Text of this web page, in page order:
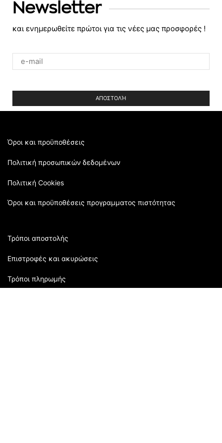
Newsletter
και ενημερωθείτε πρώτοι για τις νέες μας προσφορές !
field
Όροι και προϋποθέσεις
Πολιτική προσωπικών δεδομένων
Πολιτική Cookies
Όροι και προϋποθέσεις προγραμματος πιστότητας
Τρόποι αποστολής
Επιστροφές και ακυρώσεις
Τρόποι πληρωμής